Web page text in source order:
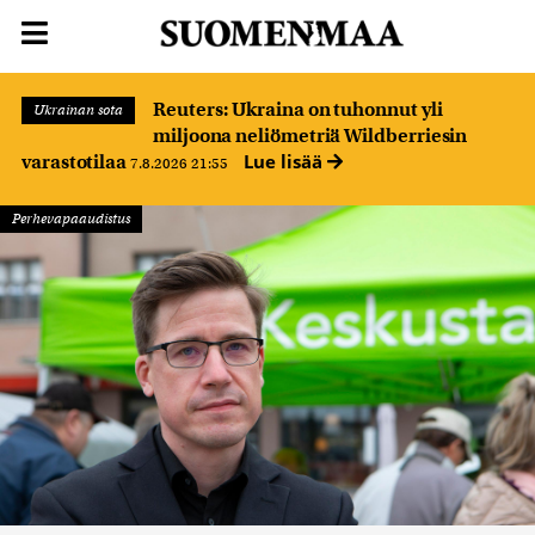
Ukrainan sota
Reuters: Ukraina on tuhonnut yli
miljoona neliömetriä Wildberriesin
varastotilaa 7.8.2026 21:55 Lue lisää
Perhevapaaudistus